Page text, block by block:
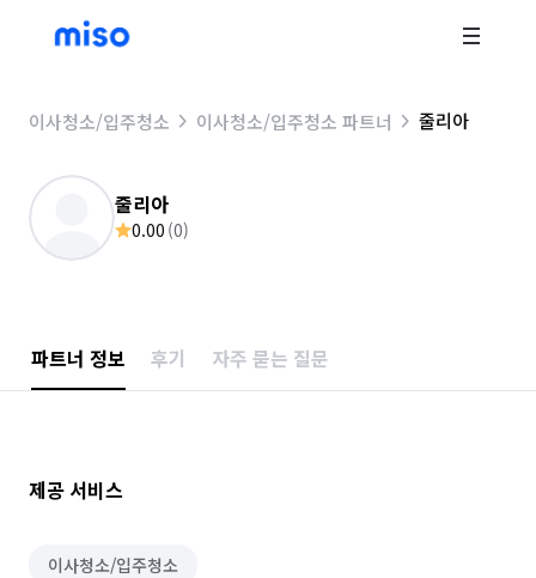
이사청소/입주청소 이사청소/입주청소 파트너 줄리아
줄리아
0.00 (0)
파트너 정보 후기 자주 묻는 질문
제공 서비스
이사청소/입주청소